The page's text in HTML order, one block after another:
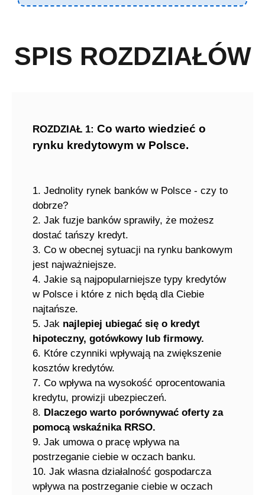
SPIS ROZDZIAŁÓW
ROZDZIAŁ 1: Co warto wiedzieć o
rynku kredytowym w Polsce.
1. Jednolity rynek banków w Polsce - czy to
dobrze?
2. Jak fuzje banków sprawiły, że możesz
dostać tańszy kredyt.
3. Co w obecnej sytuacji na rynku bankowym
jest najważniejsze.
4. Jakie są najpopularniejsze typy kredytów
w Polsce i które z nich będą dla Ciebie
najtańsze.
5. Jak najlepiej ubiegać się o kredyt
hipoteczny, gotówkowy lub firmowy.
6. Które czynniki wpływają na zwiększenie
kosztów kredytów.
7. Co wpływa na wysokość oprocentowania
kredytu, prowizji ubezpieczeń.
8. Dlaczego warto porównywać oferty za
pomocą wskaźnika RRSO.
9. Jak umowa o pracę wpływa na
postrzeganie ciebie w oczach banku.
10. Jak własna działalność gospodarcza
wpływa na postrzeganie ciebie w oczach